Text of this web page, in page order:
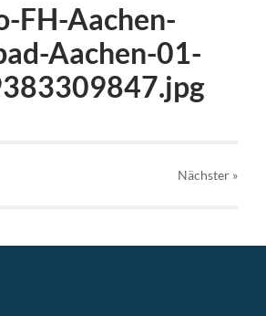
FH-Aachen-
Aachen-01-
Nächster »